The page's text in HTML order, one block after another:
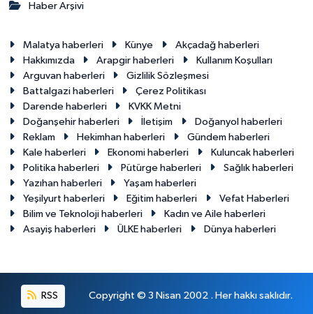
Haber Arşivi
Malatya haberleri Künye
Akçadağ haberleri
Hakkımızda
Arapgir haberleri
Kullanım Koşulları
Arguvan haberleri
Gizlilik Sözleşmesi
Battalgazi haberleri
Çerez Politikası
Darende haberleri
KVKK Metni
Doğanşehir haberleri
İletişim
Doğanyol haberleri
Reklam
Hekimhan haberleri
Gündem haberleri
Kale haberleri
Ekonomi haberleri
Kuluncak haberleri
Politika haberleri
Pütürge haberleri
Sağlık haberleri
Yazıhan haberleri
Yaşam haberleri
Yeşilyurt haberleri
Eğitim haberleri
Vefat Haberleri
Bilim ve Teknoloji haberleri
Kadın ve Aile haberleri
Asayiş haberleri
ÜLKE haberleri Dünya haberleri
RSS Copyright © 3 Nisan 2002 . Her hakkı saklıdır.